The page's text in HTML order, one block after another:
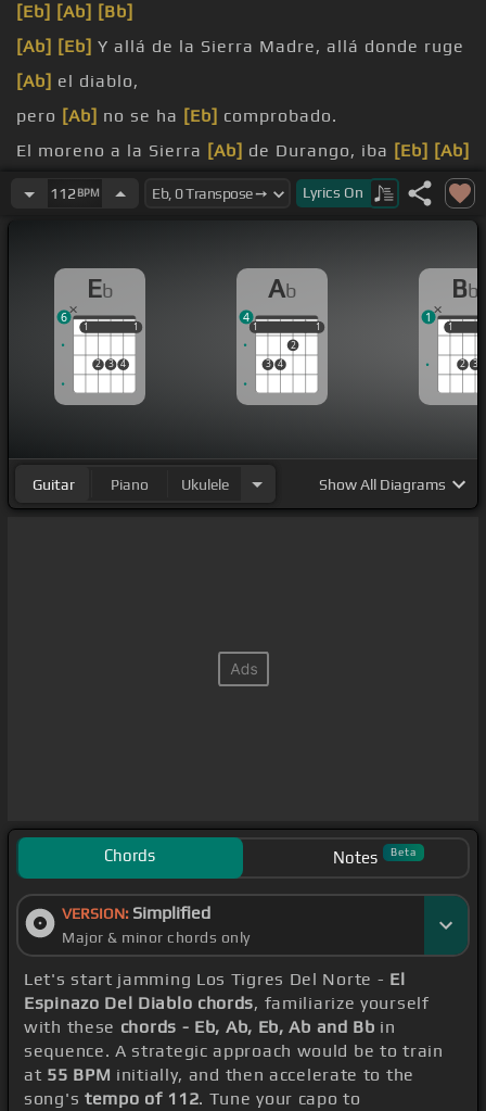
[Eb] [Ab] [Bb]
[Ab] [Eb] Y allá de la Sierra Madre, allá donde ruge
[Ab] el diablo,
pero [Ab] no se ha [Eb] comprobado.
El moreno a la Sierra [Ab] de Durango, iba [Eb] [Ab]
siguiendo
una veta,
112 BPM Lyrics On
Eb
1
2 3 4
1
1 1
6
Ab
1
3 4
2
1
1 1
4
Bb
1
2 3
1
1
Guitar Piano Ukulele ShowAll Diagrams
Chords Notes Beta
VERSION: Simplified
Major & minor chords only
Let's start jamming Los Tigres Del Norte - El
Espinazo Del Diablo chords, familiarize yourself
with these chords - Eb, Ab, Eb, Ab and Bb in
sequence. A strategic approach would be to train
at 55 BPM initially, and then accelerate to the
song's tempo of 112. Tune your capo to